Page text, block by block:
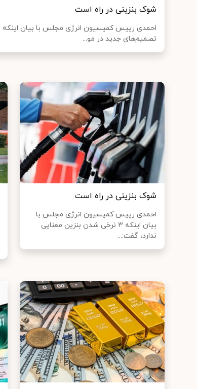
شوک بنزینی در راه است
تصمیم‌های جدید در مو...
شوک بنزینی در راه است
احمدی رییس کمیسیون انرژی مجلس با
بیان اینکه ۳ نرخی شدن بنزین معنایی
ندارد، گفت:...